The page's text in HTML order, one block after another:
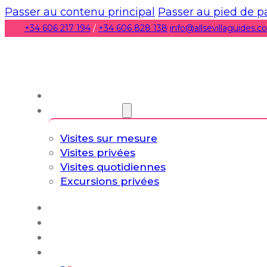
Passer au contenu principal Passer au pied de
+34 606 217 194/ +34 606 828 138
Visites sur mesure
Visites privées
Visites quotidiennes
Excursions privées